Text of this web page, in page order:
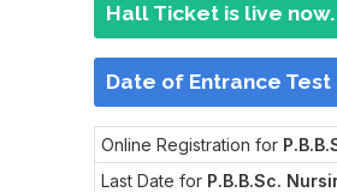
Hall Ticket is live
Date of Entrance Test
Online Registration for
Last Date for P.B.B.Sc.